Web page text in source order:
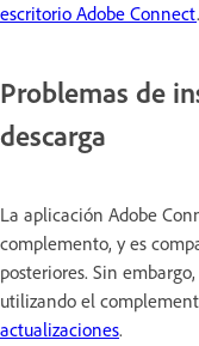
escritorio Adobe Connect.
Problemas de
descarga
La aplicación Adobe
complemento, y es
posteriores. Sin
utilizando el
actualizaciones.